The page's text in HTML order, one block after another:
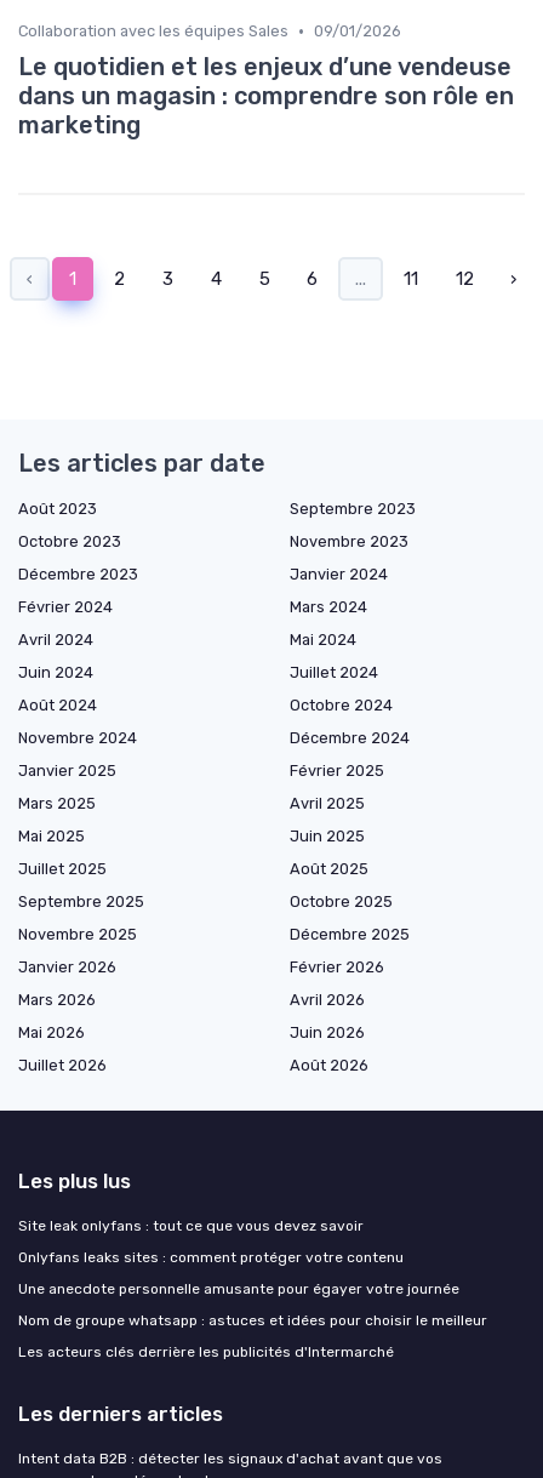
Collaboration avec les équipes Sales • 09/01/2026
Le quotidien et les enjeux d’une vendeuse
dans un magasin : comprendre son rôle en
marketing
‹ 1 2 3 4 5 6 ... 11 12 ›
Les articles par date
Août 2023
Septembre 2023
Octobre 2023
Novembre 2023
Décembre 2023
Janvier 2024
Février 2024
Mars 2024
Avril 2024
Mai 2024
Juin 2024
Juillet 2024
Août 2024
Octobre 2024
Novembre 2024
Décembre 2024
Janvier 2025
Février 2025
Mars 2025
Avril 2025
Mai 2025
Juin 2025
Juillet 2025
Août 2025
Septembre 2025
Octobre 2025
Novembre 2025
Décembre 2025
Janvier 2026
Février 2026
Mars 2026
Avril 2026
Mai 2026
Juin 2026
Juillet 2026
Août 2026
Les plus lus
Site leak onlyfans : tout ce que vous devez savoir
Onlyfans leaks sites : comment protéger votre contenu
Une anecdote personnelle amusante pour égayer votre journée
Nom de groupe whatsapp : astuces et idées pour choisir le meilleur
Les acteurs clés derrière les publicités d'Intermarché
Les derniers articles
Intent data B2B : détecter les signaux d'achat avant que vos